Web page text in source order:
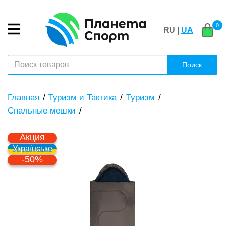
RU | UA
0
Поиск
Главная Туризм и Тактика
Туризм
Спальные мешки
Акция
Українське
-50%